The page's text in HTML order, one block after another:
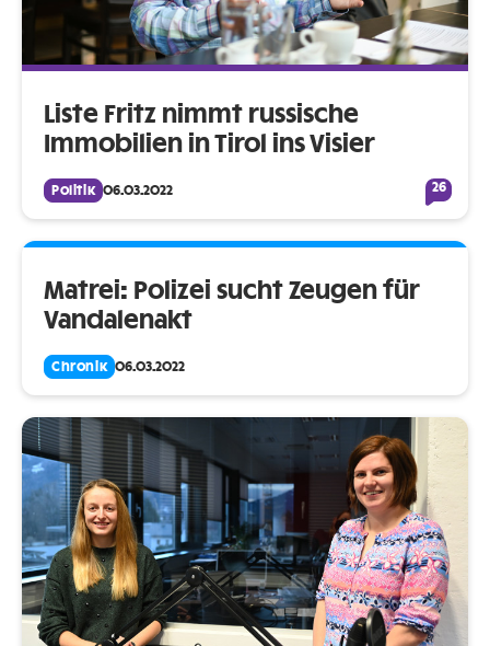
Liste Fritz nimmt russische
Immobilien in Tirol ins Visier
Politik 06.03.2022 26
Matrei: Polizei sucht Zeugen für
Vandalenakt
Chronik 06.03.2022